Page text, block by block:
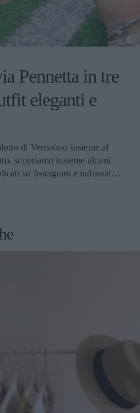
Pennetta in tre
eleganti e
di Verissimo insieme al
scopriamo insieme alcuni
su Instagram e indossati